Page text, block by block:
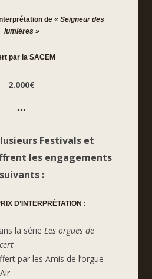
de « Seigneur des
lumières »
par la SACEM
2.000€
***
Festivals et
les engagements
suivants :
D’INTERPRÉTATION :
la série Les orgues de
par les Amis de l’orgue